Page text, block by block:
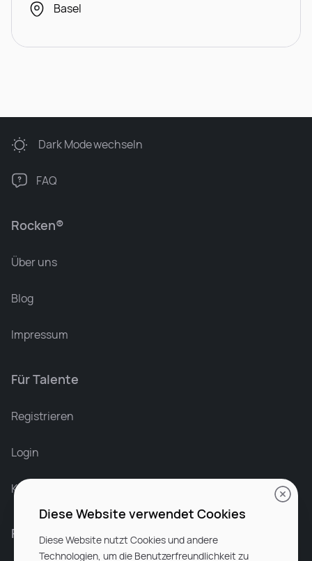
Basel
Rocken®
Über uns
Blog
Impressum
Für Talente
Registrieren
Login
Karriere bei Rocken
Für Unternehmen
Dark Modewechseln
FAQ
Diese Website verwendet Cookies
Diese Website nutzt Cookies und andere
Technologien, um die Benutzerfreundlichkeit zu